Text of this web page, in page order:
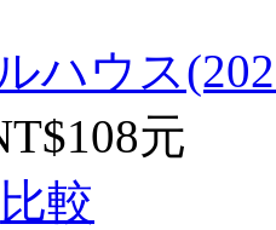
ハウス
元
比較